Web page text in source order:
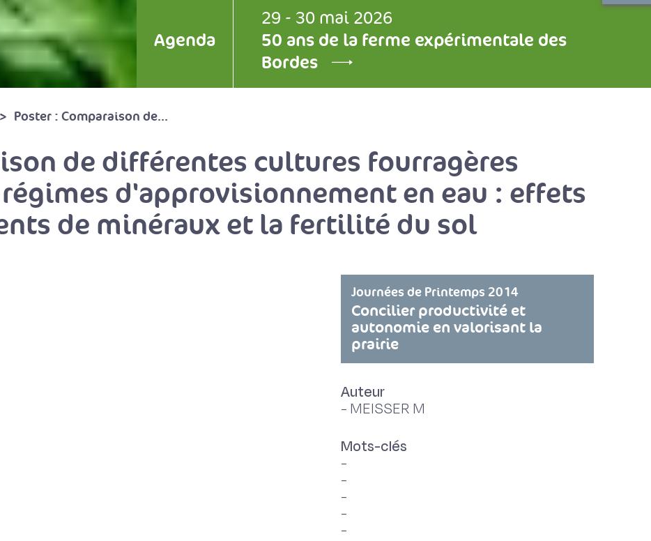
Agenda
29 - 30 mai 2026
50 ans de la ferme expérimentale des
Bordes
Poster : Comparaison de...
de différentes cultures fourragères
d'approvisionnement en eau : effets
de minéraux et la fertilité du sol
Journées de Printemps 2014
Concilier productivité et
autonomie en valorisant la
prairie
Auteur
- MEISSER M
Mots-clés
-
-
-
-
-